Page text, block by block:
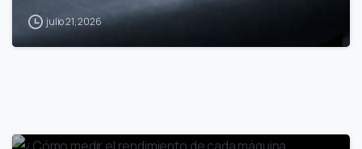
julio 21, 2026